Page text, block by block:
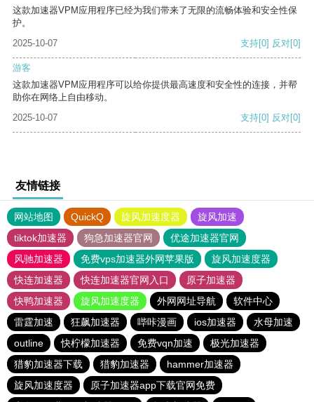
这款加速器VPM应用程序已经为我们带来了无限的流畅体验和安全性保
护。
2025-10-07
支持[0] 反对[0]
游客
这款加速器VPM应用程序可以给你提供最高速度和安全性的连接，并帮
助你在网络上自由移动。
2025-10-07
支持[0] 反对[0]
友情链接
网站地图 QuickQ 旋风加速度器
旋风加速
tiktok加速器
狗急加速器官网
优途加速器官网
风驰加速器
免费vps加速器外网苹果版
旋风加速度器
快连加速器
快连加速器官网入口
原子加速器
快鸭加速器
旋风加速度器 外网网址导航
软件中心
雷霆加速
狂飙加速器 哔咔漫画 ios加速器
水母加速
outline
快柠檬加速器 免费vqn加速
极光加速器
猎豹加速器下载
猎豹加速器
hammer加速器
旋风加速度器
原子加速器app下载官网免费